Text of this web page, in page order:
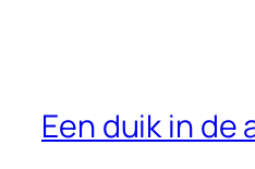
Een duik in